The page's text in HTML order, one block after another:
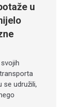
u
se udružili,